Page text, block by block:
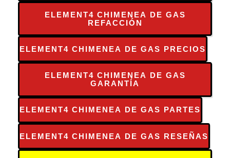
ELEMENT4 CHIMENEA DE GAS
REFACCIÓN
ELEMENT4 CHIMENEA DE GAS PRECIOS
ELEMENT4 CHIMENEA DE GAS
GARANTÍA
ELEMENT4 CHIMENEA DE GAS PARTES
ELEMENT4 CHIMENEA DE GAS RESEÑAS